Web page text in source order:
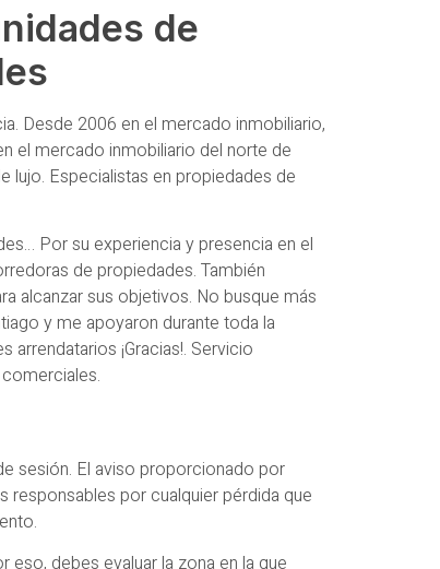
de
Desde 2006 en el mercado inmobiliario,
el mercado inmobiliario del norte de
lujo. Especialistas en propiedades de
Por su experiencia y presencia en el
de propiedades. También
alcanzar sus objetivos. No busque más
y me apoyaron durante toda la
¡Gracias!. Servicio
sesión. El aviso proporcionado por
por cualquier pérdida que